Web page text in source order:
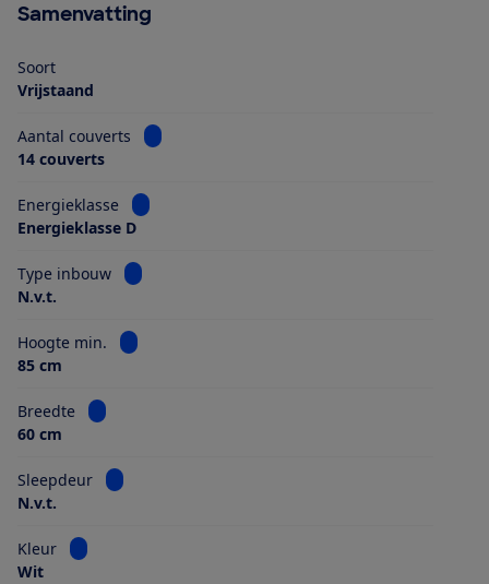
Samenvatting
Soort
Vrijstaand
Aantal couverts
Bekijk informatie voor Aantal couverts
14 couverts
Energieklasse
Bekijk informatie voor Energieklasse
Energieklasse D
Type inbouw
Bekijk informatie voor Type inbouw
N.v.t.
Hoogte min.
Bekijk informatie voor Hoogte min.
85 cm
Breedte
Bekijk informatie voor Breedte
60 cm
Sleepdeur
Bekijk informatie voor Sleepdeur
N.v.t.
Kleur
Bekijk informatie voor Kleur
Wit